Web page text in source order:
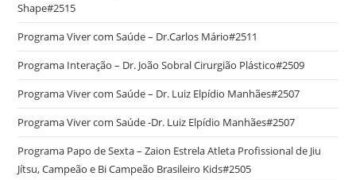
Shape#2515
Programa Viver com Saúde – Dr.Carlos Mário#2511
Programa Interação – Dr. João Sobral Cirurgião Plástico#2509
Programa Viver com Saúde – Dr. Luiz Elpídio Manhães#2507
Programa Viver com Saúde -Dr. Luiz Elpídio Manhães#2507
Programa Papo de Sexta – Zaion Estrela Atleta Profissional de Jiu
Jítsu, Campeão e Bi Campeão Brasileiro Kids#2505